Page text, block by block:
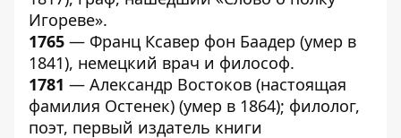
Игореве».
1765 — Франц Ксавер фон Баадер (умер в
1841), немецкий врач и философ.
1781 — Александр Востоков (настоящая
фамилия Остенек) (умер в 1864); филолог,
поэт, первый издатель книги